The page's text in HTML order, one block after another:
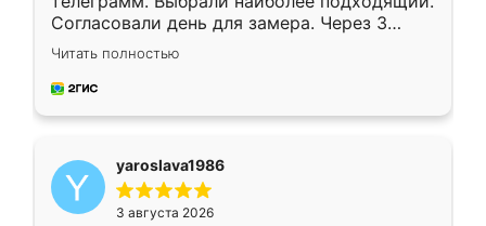
Согласовали день для замера. Через 3
недели кухня была уже готова. Остались
довольны работой. Спасибо Ренессанс
мебель за качественную работу!
Читать полностью
yaroslava1986
3 августа 2026